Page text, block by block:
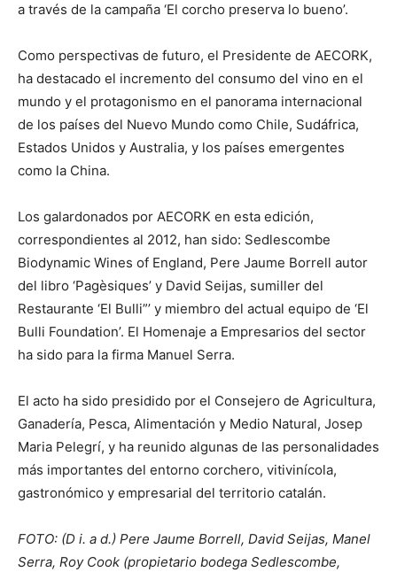
a través de la campaña ‘El corcho preserva lo bueno’.
Como perspectivas de futuro, el Presidente de AECORK,
ha destacado el incremento del consumo del vino en el
mundo y el protagonismo en el panorama internacional
de los países del Nuevo Mundo como Chile, Sudáfrica,
Estados Unidos y Australia, y los países emergentes
como la China.
Los galardonados por AECORK en esta edición,
correspondientes al 2012, han sido: Sedlescombe
Biodynamic Wines of England, Pere Jaume Borrell autor
del libro ‘Pagèsiques’ y David Seijas, sumiller del
Restaurante ‘El Bulli”’ y miembro del actual equipo de ‘El
Bulli Foundation’. El Homenaje a Empresarios del sector
ha sido para la firma Manuel Serra.
El acto ha sido presidido por el Consejero de Agricultura,
Ganadería, Pesca, Alimentación y Medio Natural, Josep
Maria Pelegrí, y ha reunido algunas de las personalidades
más importantes del entorno corchero, vitivinícola,
gastronómico y empresarial del territorio catalán.
FOTO: (D i. a d.) Pere Jaume Borrell, David Seijas, Manel
Serra, Roy Cook (propietario bodega Sedlescombe,